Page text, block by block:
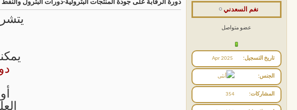
نغم السعدني
عضو متواصل
تاريخ التسجيل Apr 2025
الجنس
المشاركات 354
دورة الرقابة على جودة المنتجات البترولية-دورات البترول والنفط